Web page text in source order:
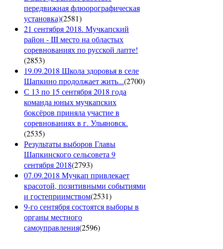
передвижная флюорографическая
установка)(2581)
21 сентября 2018. Мучкапский
район - III место на областых
соревнованиях по русской лапте!
(2853)
19.09.2018 Школа здоровья в селе
Шапкино продолжает жить...(2700)
С 13 по 15 сентября 2018 года
команда юных мучкапских
боксёров приняла участие в
соревнованиях в г. Ульяновск.
(2535)
Результаты выборов Главы
Шапкинского сельсовета 9
сентября 2018(2793)
07.09.2018 Мучкап привлекает
красотой, позитивными событиями
и гостеприимством(2531)
9-го сентября состоятся выборы в
органы местного
самоуправления(2596)